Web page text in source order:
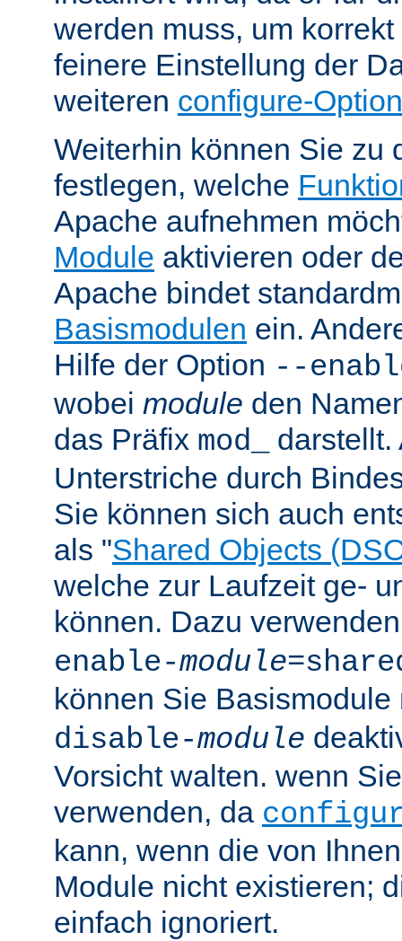
werden muss, um
feinere Einstellung der
weiteren configure-
Weiterhin können Sie zu
festlegen, welche
Apache aufnehmen
Module aktivieren oder
Apache bindet
Basismodulen ein.
Hilfe der Option --
wobei module den
das Präfix mod_
darstellt.
Unterstriche durch
Sie können sich auch
als "Shared Objects
welche zur Laufzeit ge-
können. Dazu
enable-module
können Sie
disable-module
Vorsicht walten. wenn
verwenden, da
kann, wenn die von
Module nicht existieren;
einfach ignoriert.